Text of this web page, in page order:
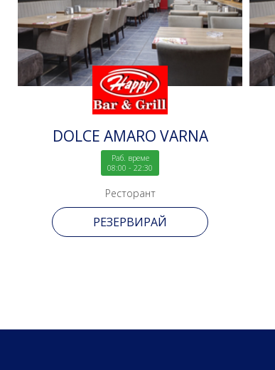
DOLCE AMARO VARNA
Раб. време
08:00 - 22:30
Ресторант
РЕЗЕРВИРАЙ